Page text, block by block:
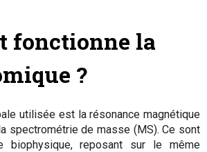
fonctionne la
?
utilisée est la résonance magnétique
spectrométrie de masse (MS). Ce sont
biophysique, reposant sur le même